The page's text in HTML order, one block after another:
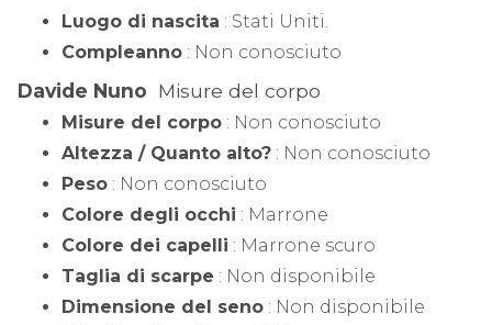
Luogo di nascita : Stati Uniti.
Compleanno : Non conosciuto
Davide Nuno ‎ Misure del corpo
Misure del corpo : Non conosciuto
Altezza / Quanto alto? : Non conosciuto
Peso : Non conosciuto
Colore degli occhi : Marrone
Colore dei capelli : Marrone scuro
Taglia di scarpe : Non disponibile
Dimensione del seno : Non disponibile